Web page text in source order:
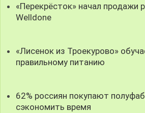
«Перекрёсток» начал продажи
Welldone
«Лисенок из Троекурово»
правильному питанию
62% россиян покупают
сэкономить время